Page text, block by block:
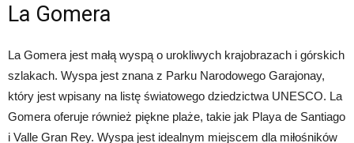
La Gomera
La Gomera jest małą wyspą o urokliwych krajobrazach i górskich
szlakach. Wyspa jest znana z Parku Narodowego Garajonay,
który jest wpisany na listę światowego dziedzictwa UNESCO. La
Gomera oferuje również piękne plaże, takie jak Playa de Santiago
i Valle Gran Rey. Wyspa jest idealnym miejscem dla miłośników